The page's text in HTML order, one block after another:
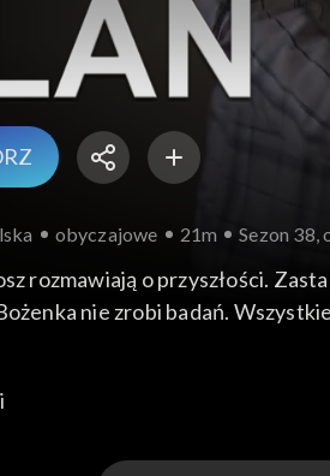
obyczajowe 21m Sezon 38,
rozmawiają o przyszłości.
nie zrobi badań.
Michał nie ma wyjścia i tak